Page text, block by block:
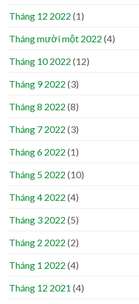
Tháng 12 2022 (1)
Tháng mười một 2022 (4)
Tháng 10 2022 (12)
Tháng 9 2022 (3)
Tháng 8 2022 (8)
Tháng 7 2022 (3)
Tháng 6 2022 (1)
Tháng 5 2022 (10)
Tháng 4 2022 (4)
Tháng 3 2022 (5)
Tháng 2 2022 (2)
Tháng 1 2022 (4)
Tháng 12 2021 (4)